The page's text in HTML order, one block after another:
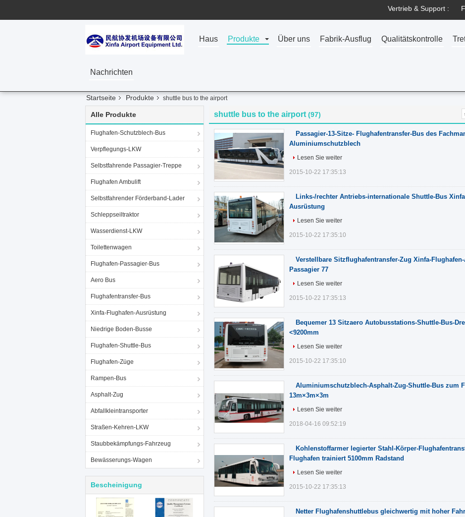
Vertrieb & Support :
Haus Produkte Über uns Fabrik-Ausflug Qualitätskontrolle
Nachrichten
Startseite Produkte shuttle bus to the airport
Alle Produkte
Flughafen-Schutzblech-Bus
Verpflegungs-LKW
Selbstfahrende Passagier-Treppe
Flughafen Ambulift
Selbstfahrender Förderband-Lader
Schleppseiltraktor
Wasserdienst-LKW
Toilettenwagen
Flughafen-Passagier-Bus
Aero Bus
Flughafentransfer-Bus
Xinfa-Flughafen-Ausrüstung
Niedrige Boden-Busse
Flughafen-Shuttle-Bus
Flughafen-Züge
Rampen-Bus
Asphalt-Zug
Abfallkleintransporter
Straßen-Kehren-LKW
Staubbekämpfungs-Fahrzeug
Bewässerungs-Wagen
Bescheinigung
shuttle bus to the airport (97)
Passagier-13-Sitze- Flughafentransfer-Bus des
Aluminiumschutzblech
Lesen Sie weiter
2015-10-22 17:35:13
Links-/rechter Antriebs-internationale Shuttle-Bus
Ausrüstung
Lesen Sie weiter
2015-10-22 17:35:10
Verstellbare Sitzflughafentransfer-Zug Xinfa-
Passagier 77
Lesen Sie weiter
2015-10-22 17:35:13
Bequemer 13 Sitzaero Autobusstations-Shuttle-Bus-
<9200mm
Lesen Sie weiter
2015-10-22 17:35:10
Aluminiumschutzblech-Asphalt-Zug-Shuttle-Bus zum
13m×3m×3m
Lesen Sie weiter
2018-04-16 09:52:19
Kohlenstoffarmer legierter Stahl-Körper-
Flughafen trainiert 5100mm Radstand
Lesen Sie weiter
2015-10-22 17:35:13
Netter Flughafenshuttlebus gleichwertig mit hoher